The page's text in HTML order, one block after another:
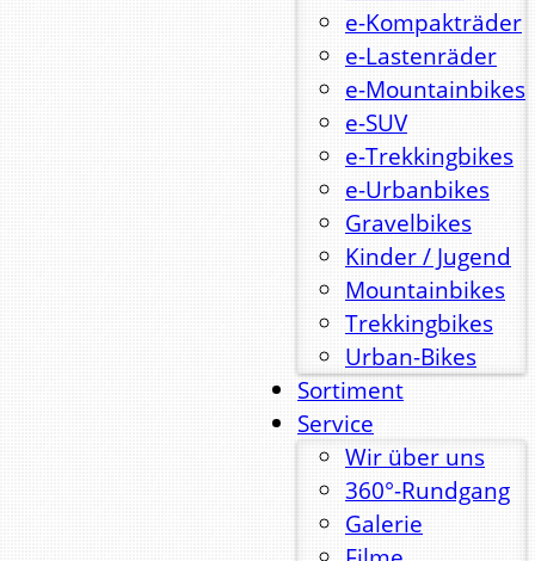
e-Kompakträder
e-Lastenräder
e-Mountainbikes
e-SUV
e-Trekkingbikes
e-Urbanbikes
Gravelbikes
Kinder / Jugend
Mountainbikes
Trekkingbikes
Urban-Bikes
Sortiment
Service
Wir über uns
360°-Rundgang
Galerie